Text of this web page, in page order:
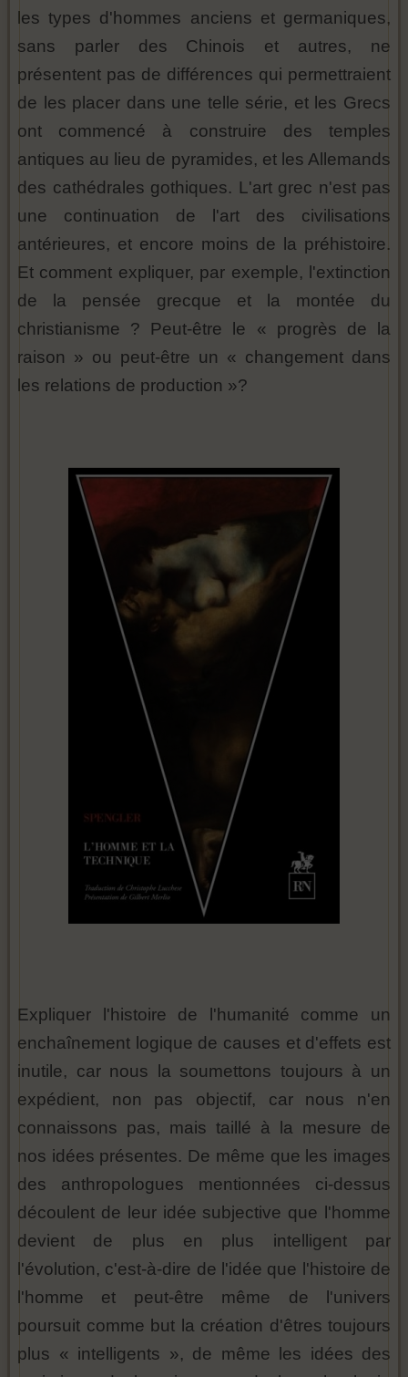
les types d'hommes anciens et germaniques,
sans parler des Chinois et autres, ne
présentent pas de différences qui permettraient
de les placer dans une telle série, et les Grecs
ont commencé à construire des temples
antiques au lieu de pyramides, et les Allemands
des cathédrales gothiques. L'art grec n'est pas
une continuation de l'art des civilisations
antérieures, et encore moins de la préhistoire.
Et comment expliquer, par exemple, l'extinction
de la pensée grecque et la montée du
christianisme ? Peut-être le « progrès de la
raison » ou peut-être un « changement dans
les relations de production »?
Expliquer l'histoire de l'humanité comme un
enchaînement logique de causes et d'effets est
inutile, car nous la soumettons toujours à un
expédient, non pas objectif, car nous n'en
connaissons pas, mais taillé à la mesure de
nos idées présentes. De même que les images
des anthropologues mentionnées ci-dessus
découlent de leur idée subjective que l'homme
devient de plus en plus intelligent par
l'évolution, c'est-à-dire de l'idée que l'histoire de
l'homme et peut-être même de l'univers
poursuit comme but la création d'êtres toujours
plus « intelligents », de même les idées des